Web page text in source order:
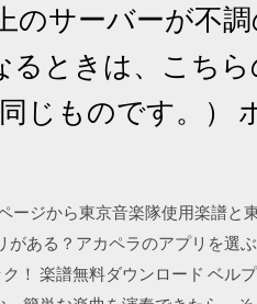
サーバーが不調
ときは、こち
じものです。）
ージから東京音楽隊使用楽譜と
ある？アカペラのアプリを選
！ 楽譜無料ダウンロード ベル